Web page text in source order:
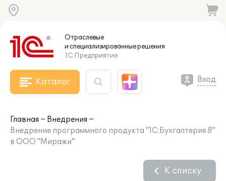
Отраслевые
и специализированныерешения
1С:Предприятие
Каталог Вход
Главная
Внедрения
Внедрение программного продукта "1С:Бухгалтерия 8"
в ООО "Миражи"
К списку